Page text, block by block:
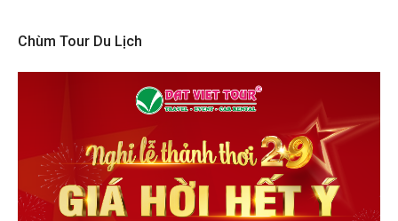
Chùm Tour Du Lịch